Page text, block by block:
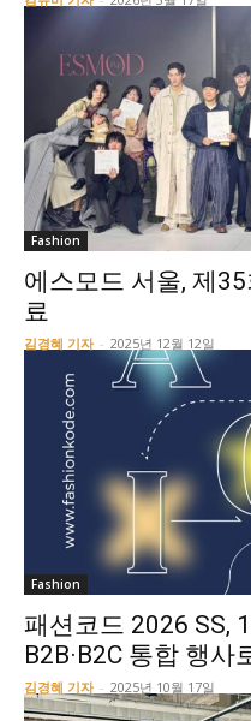
Fashion
에스모드 서울, 제
료
김경혜 기자 - 2025년 12월 12일
Fashion
패션코드 2026 SS,
B2B·B2C 통합 행사
김경혜 기자 - 2025년 10월 17일